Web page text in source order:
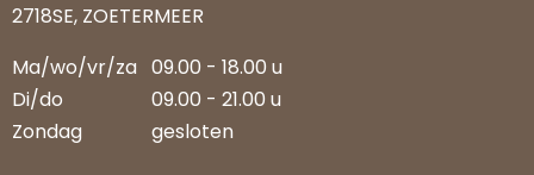
2718SE, ZOETERMEER
Ma/wo/vr/za 09.00 - 18.00 u
Di/do
09.00 - 21.00 u
Zondag
gesloten